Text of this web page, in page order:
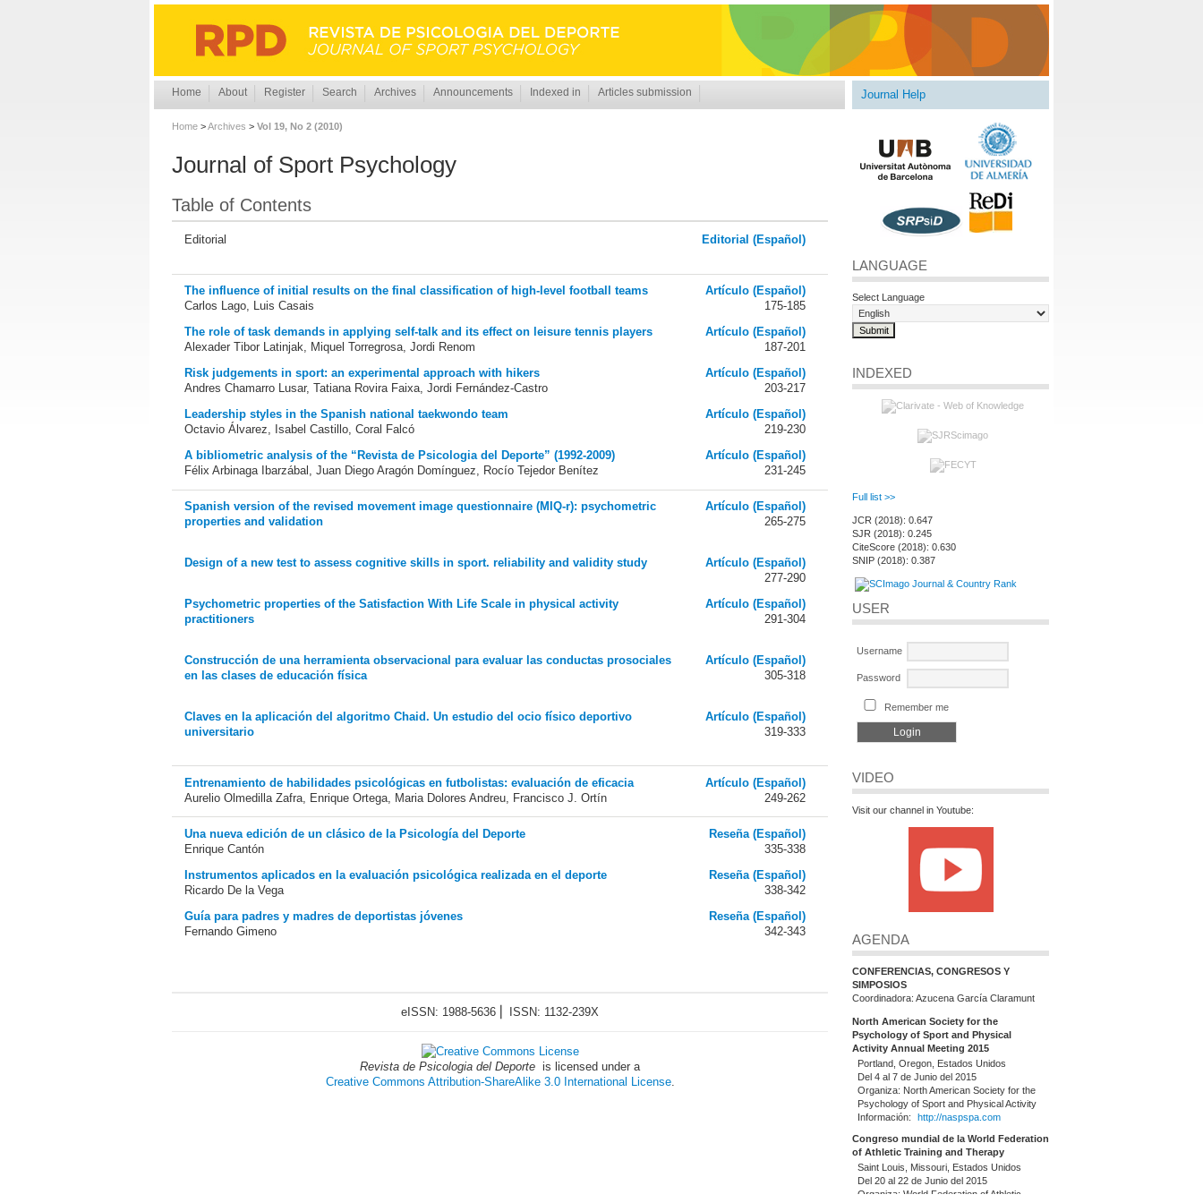
Journal Help
LANGUAGE
Select Language
INDEXED
Full list >>
JCR (2018): 0.647
SJR (2018): 0.245
CiteScore (2018): 0.630
SNIP (2018): 0.387
USER
Username
Password
Remember me
VIDEO
Visit our channel in Youtube:
AGENDA
CONFERENCIAS, CONGRESOS Y
SIMPOSIOS
Coordinadora: Azucena García Claramunt
North American Society for the
Psychology of Sport and Physical
Activity Annual Meeting 2015
Portland, Oregon, Estados Unidos
Del 4 al 7 de Junio del 2015
Organiza: North American Society for the
Psychology of Sport and Physical Activity
Información:
http://naspspa.com
Congreso mundial de la World Federation
of Athletic Training and Therapy
Saint Louis, Missouri, Estados Unidos
Del 20 al 22 de Junio del 2015
Organiza: World Federation of Athletic
Home About Register Search Archives Announcements Indexed in Articles submission
Home >Archives > Vol 19, No 2 (2010)
Journal of Sport Psychology
Table of Contents
Editorial Editorial (Español)
The influence of initial results on the final classification of high-level football teams
Carlos Lago, Luis Casais
Artículo (Español)
175-185
The role of task demands in applying self-talk and its effect on leisure tennis players
Alexader Tibor Latinjak, Miquel Torregrosa, Jordi Renom
Artículo (Español)
187-201
Risk judgements in sport: an experimental approach with hikers
Andres Chamarro Lusar, Tatiana Rovira Faixa, Jordi Fernández-Castro
Artículo (Español)
203-217
Leadership styles in the Spanish national taekwondo team
Octavio Álvarez, Isabel Castillo, Coral Falcó
Artículo (Español)
219-230
A bibliometric analysis of the “Revista de Psicologia del Deporte” (1992-2009)
Félix Arbinaga Ibarzábal, Juan Diego Aragón Domínguez, Rocío Tejedor Benítez
Artículo (Español)
231-245
Spanish version of the revised movement image questionnaire (MIQ-r): psychometric
properties and validation
Artículo (Español)
265-275
Design of a new test to assess cognitive skills in sport. reliability and validity study
Artículo (Español)
277-290
Psychometric properties of the Satisfaction With Life Scale in physical activity
practitioners
Artículo (Español)
291-304
Construcción de una herramienta observacional para evaluar las conductas prosociales
en las clases de educación física
Artículo (Español)
305-318
Claves en la aplicación del algoritmo Chaid. Un estudio del ocio físico deportivo
universitario
Artículo (Español)
319-333
Entrenamiento de habilidades psicológicas en futbolistas: evaluación de eficacia
Aurelio Olmedilla Zafra, Enrique Ortega, Maria Dolores Andreu, Francisco J. Ortín
Artículo (Español)
249-262
Una nueva edición de un clásico de la Psicología del Deporte
Enrique Cantón
Reseña (Español)
335-338
Instrumentos aplicados en la evaluación psicológica realizada en el deporte
Ricardo De la Vega
Reseña (Español)
338-342
Guía para padres y madres de deportistas jóvenes
Fernando Gimeno
Reseña (Español)
342-343
eISSN: 1988-5636 ⎜ ISSN: 1132-239X
Revista de Psicologia del Deporte is licensed under a
Creative Commons Attribution-ShareAlike 3.0 International License.